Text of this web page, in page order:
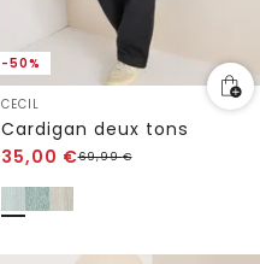
-50%
CECIL
Cardigan deux tons
35,00 €69,99€